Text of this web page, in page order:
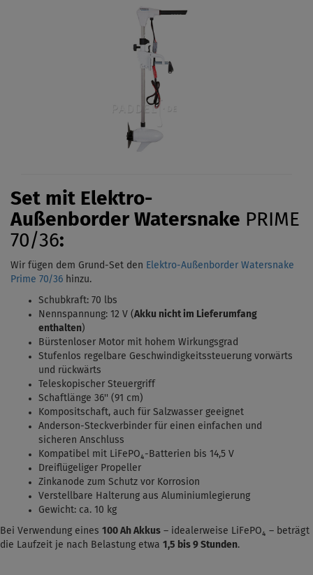
Set mit Elektro-
AußenborderWatersnake PRIME
70/36:
Wir fügen dem Grund-Set den Elektro-Außenborder Watersnake
Prime 70/36 hinzu.
Schubkraft: 70 lbs
Nennspannung: 12 V (Akku nicht im Lieferumfang
enthalten)
Bürstenloser Motor mit hohem Wirkungsgrad
Stufenlos regelbare Geschwindigkeitssteuerung vorwärts
und rückwärts
Teleskopischer Steuergriff
Schaftlänge 36'' (91 cm)
Kompositschaft, auch für Salzwasser geeignet
Anderson-Steckverbinder für einen einfachen und
sicheren Anschluss
Kompatibel mit LiFePO₄-Batterien bis 14,5 V
Dreiflügeliger Propeller
Zinkanode zum Schutz vor Korrosion
Verstellbare Halterung aus Aluminiumlegierung
Gewicht: ca. 10 kg
Bei Verwendung eines 100 Ah Akkus – idealerweise LiFePO₄ – beträgt
die Laufzeit je nach Belastung etwa 1,5 bis 9 Stunden.